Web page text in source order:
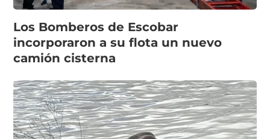
Los Bomberos de Escobar
incorporaron a su flota un nuevo
camión cisterna